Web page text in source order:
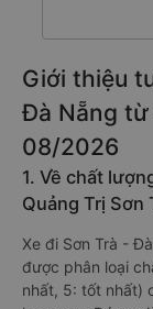
Giới thiệu
Đà Nẵng
08/2026
1. Về chất
Quảng Trị Sơn
Xe đi Sơn Trà -
được phân loại
nhất, 5: tốt nhất)